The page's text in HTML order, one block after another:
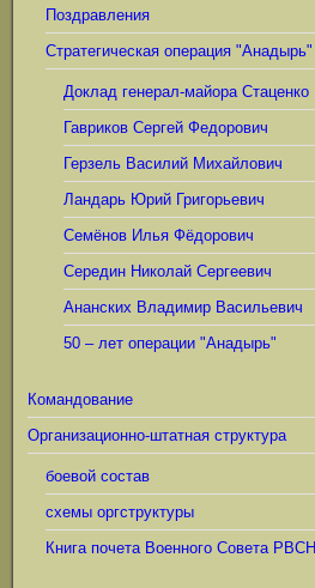
Поздравления
Стратегическая операция "Анадырь"
Доклад генерал-майора Стаценко
Гавриков Сергей Федорович
Герзель Василий Михайлович
Ландарь Юрий Григорьевич
Семёнов Илья Фёдорович
Середин Николай Сергеевич
Ананских Владимир Васильевич
50 – лет операции "Анадырь"
Командование
Организационно-штатная структура
боевой состав
схемы оргструктуры
Книга почета Военного Совета РВСН